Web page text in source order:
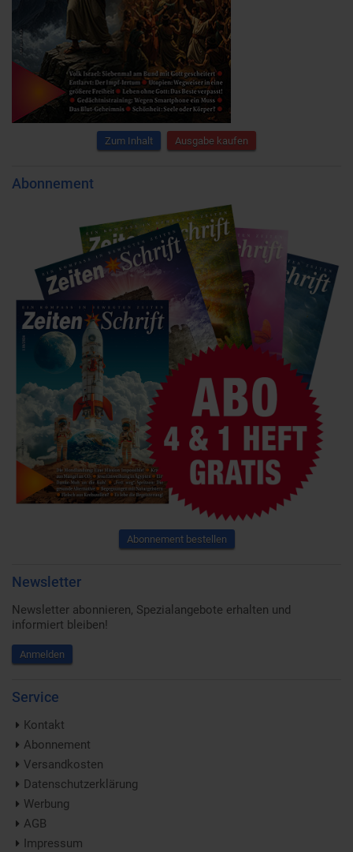
Zum Inhalt Ausgabe kaufen
Abonnement
Abonnement bestellen
Newsletter
Newsletter abonnieren, Spezialangebote erhalten und
informiert bleiben!
Anmelden
Service
Kontakt
Abonnement
Versandkosten
Datenschutzerklärung
Werbung
AGB
Impressum